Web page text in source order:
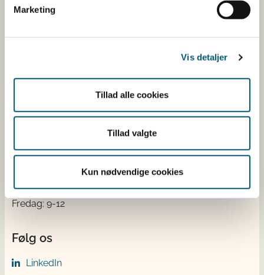
Marketing
Vis detaljer
Tillad alle cookies
Tillad valgte
Kun nødvendige cookies
Stationsparken 31-33
CVR: 62534516
Betaling af regning
Mandag: 9-12 og 13-15
Torsdag: 9-12 og 13-15
Fredag: 9-12
Følg os
LinkedIn